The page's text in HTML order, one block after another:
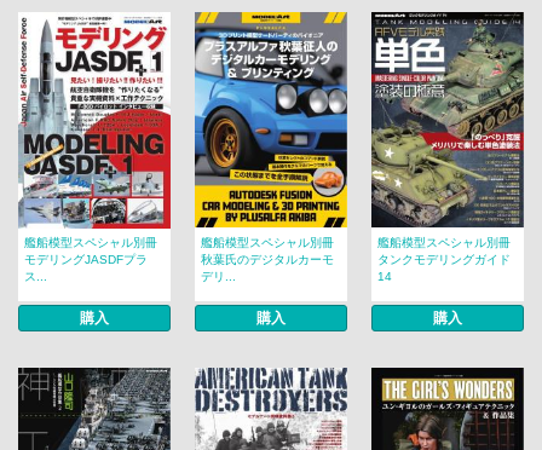
艦船模型スペシャル別冊
モデリングJASDFプラ
ス...
購入
艦船模型スペシャル別冊
秋葉氏のデジタルカーモ
デリ...
購入
艦船模型スペシャル別冊
タンクモデリングガイド
14
購入